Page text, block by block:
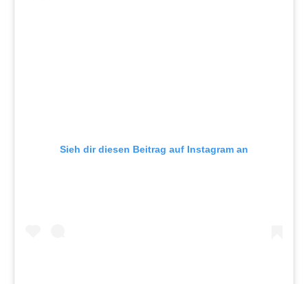
Sieh dir diesen Beitrag auf Instagram an